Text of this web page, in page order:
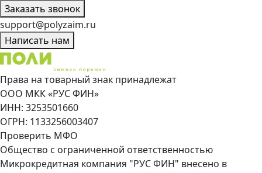
Заказать звонок
support@polyzaim.ru
Написать нам
Права на товарный знак принадлежат
ООО МКК «РУС ФИН»
ИНН: 3253501660
ОГРН: 1133256003407
Проверить МФО
Общество с ограниченной ответственностью
Микрокредитная компания "РУС ФИН" внесено в